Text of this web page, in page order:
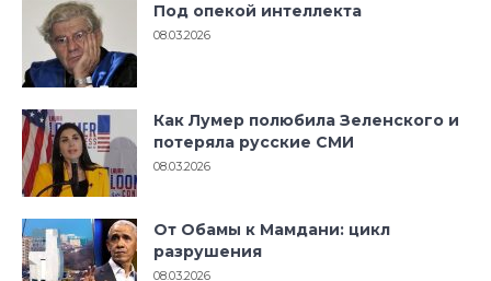
Под опекой интеллекта
08.03.2026
Как Лумер полюбила Зеленского и
потеряла русские СМИ
08.03.2026
От Обамы к Мамдани: цикл
разрушения
08.03.2026